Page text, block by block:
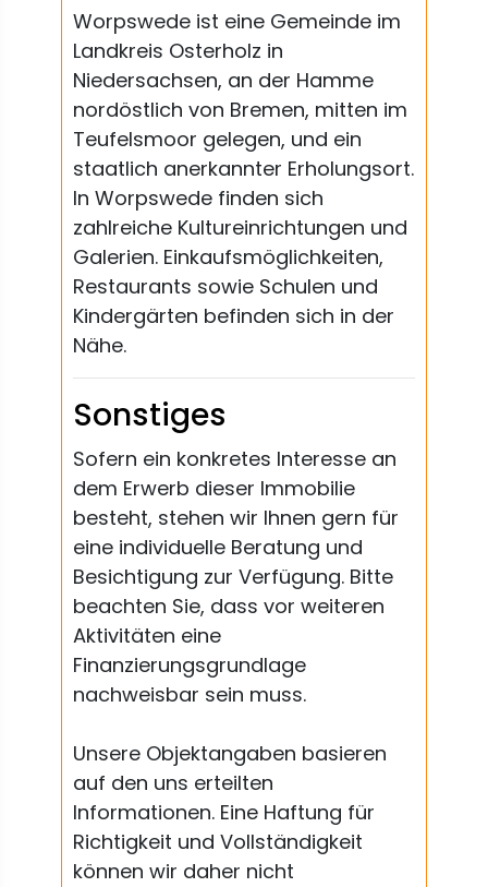
Worpswede ist eine Gemeinde im
Landkreis Osterholz in
Niedersachsen, an der Hamme
nordöstlich von Bremen, mitten im
Teufelsmoor gelegen, und ein
staatlich anerkannter Erholungsort.
In Worpswede finden sich
zahlreiche Kultureinrichtungen und
Galerien. Einkaufsmöglichkeiten,
Restaurants sowie Schulen und
Kindergärten befinden sich in der
Nähe.
Sonstiges
Sofern ein konkretes Interesse an
dem Erwerb dieser Immobilie
besteht, stehen wir Ihnen gern für
eine individuelle Beratung und
Besichtigung zur Verfügung. Bitte
beachten Sie, dass vor weiteren
Aktivitäten eine
Finanzierungsgrundlage
nachweisbar sein muss.
Unsere Objektangaben basieren
auf den uns erteilten
Informationen. Eine Haftung für
Richtigkeit und Vollständigkeit
können wir daher nicht